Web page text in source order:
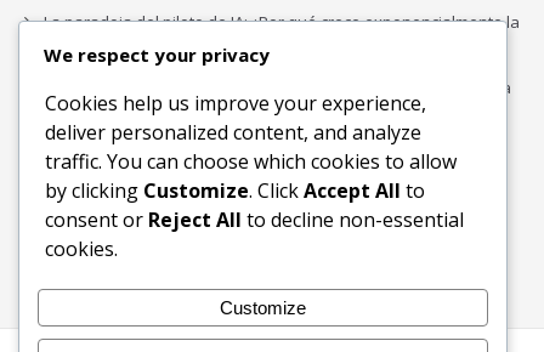
La paradoja del piloto de IA: ¿Por qué crece exponencialmente la
complejidad de la IA empresarial?
Los organigramas de marketing se crearon para los canales. La
IA acaba de dejarlos obsoletos.
Buscar
Buscar
We respect your privacy
Cookies help us improve your experience,
deliver personalized content, and analyze
traffic. You can choose which cookies to allow
by clicking Customize. ClickAccept All to
consent or Reject All to decline non-essential
cookies.
Customize